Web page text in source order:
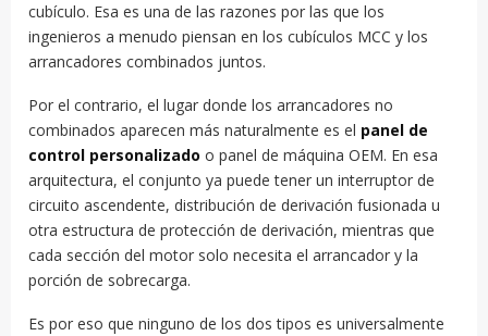
cubículo. Esa es una de las razones por las que los
ingenieros a menudo piensan en los cubículos MCC y los
arrancadores combinados juntos.
Por el contrario, el lugar donde los arrancadores no
combinados aparecen más naturalmente es el panel de
control personalizado o panel de máquina OEM. En esa
arquitectura, el conjunto ya puede tener un interruptor de
circuito ascendente, distribución de derivación fusionada u
otra estructura de protección de derivación, mientras que
cada sección del motor solo necesita el arrancador y la
porción de sobrecarga.
Es por eso que ninguno de los dos tipos es universalmente